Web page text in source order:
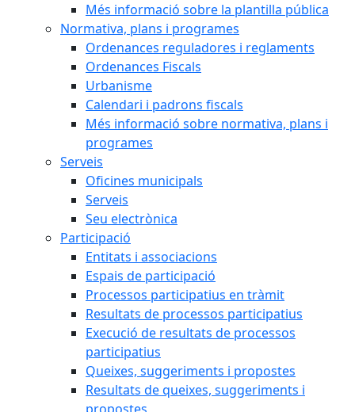
Més informació sobre la plantilla pública
Normativa, plans i programes
Ordenances reguladores i reglaments
Ordenances Fiscals
Urbanisme
Calendari i padrons fiscals
Més informació sobre normativa, plans i
programes
Serveis
Oficines municipals
Serveis
Seu electrònica
Participació
Entitats i associacions
Espais de participació
Processos participatius en tràmit
Resultats de processos participatius
Execució de resultats de processos
participatius
Queixes, suggeriments i propostes
Resultats de queixes, suggeriments i